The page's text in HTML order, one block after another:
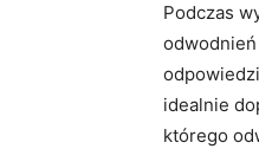
Podczas
idealnie
którego